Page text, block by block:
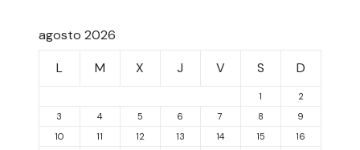
agosto 2026
L
M X J V S D
1
2
3
4 5 6 7 8
9
10
11 12 13 14 15
16